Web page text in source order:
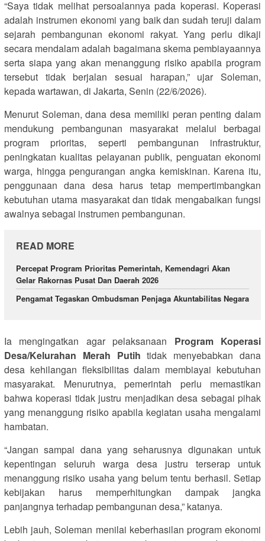
“Saya tidak melihat persoalannya pada koperasi. Koperasi
adalah instrumen ekonomi yang baik dan sudah teruji dalam
sejarah pembangunan ekonomi rakyat. Yang perlu dikaji
secara mendalam adalah bagaimana skema pembiayaannya
serta siapa yang akan menanggung risiko apabila program
tersebut tidak berjalan sesuai harapan,” ujar Soleman,
kepada wartawan, di Jakarta, Senin (22/6/2026).
Menurut Soleman, dana desa memiliki peran penting dalam
mendukung pembangunan masyarakat melalui berbagai
program prioritas, seperti pembangunan infrastruktur,
peningkatan kualitas pelayanan publik, penguatan ekonomi
warga, hingga pengurangan angka kemiskinan. Karena itu,
penggunaan dana desa harus tetap mempertimbangkan
kebutuhan utama masyarakat dan tidak mengabaikan fungsi
awalnya sebagai instrumen pembangunan.
READ MORE
Percepat Program Prioritas Pemerintah, Kemendagri Akan
Gelar Rakornas Pusat Dan Daerah 2026
Pengamat Tegaskan Ombudsman Penjaga Akuntabilitas Negara
Ia mengingatkan agar pelaksanaan Program Koperasi
Desa/Kelurahan Merah Putih tidak menyebabkan dana
desa kehilangan fleksibilitas dalam membiayai kebutuhan
masyarakat. Menurutnya, pemerintah perlu memastikan
bahwa koperasi tidak justru menjadikan desa sebagai pihak
yang menanggung risiko apabila kegiatan usaha mengalami
hambatan.
“Jangan sampai dana yang seharusnya digunakan untuk
kepentingan seluruh warga desa justru terserap untuk
menanggung risiko usaha yang belum tentu berhasil. Setiap
kebijakan harus memperhitungkan dampak jangka
panjangnya terhadap pembangunan desa,” katanya.
Lebih jauh, Soleman menilai keberhasilan program ekonomi